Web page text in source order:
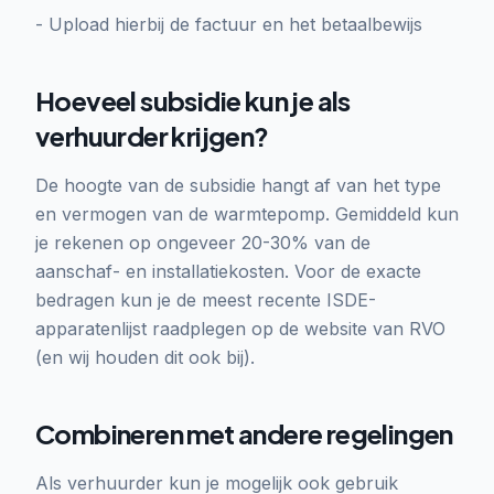
- Upload hierbij de factuur en het betaalbewijs
Hoeveel subsidie kun je als
verhuurder krijgen?
De hoogte van de subsidie hangt af van het type
en vermogen van de warmtepomp. Gemiddeld kun
je rekenen op ongeveer 20-30% van de
aanschaf- en installatiekosten. Voor de exacte
bedragen kun je de meest recente ISDE-
apparatenlijst raadplegen op de website van RVO
(en wij houden dit ook bij).
Combineren met andere regelingen
Als verhuurder kun je mogelijk ook gebruik